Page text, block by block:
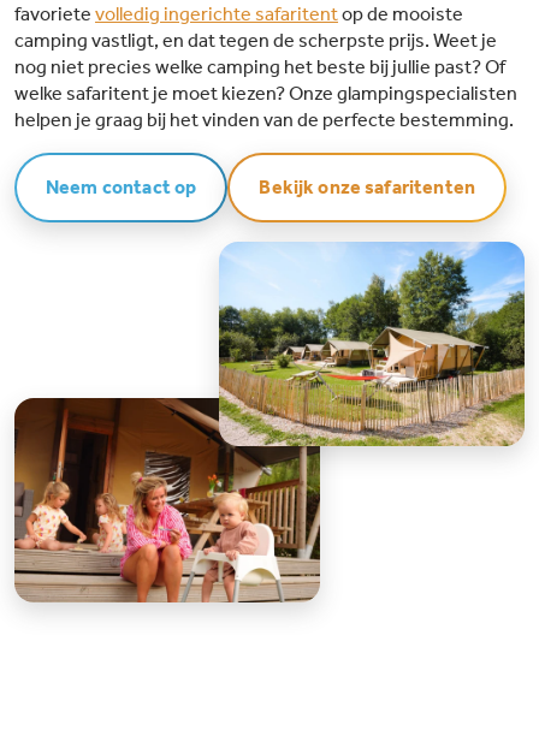
favoriete volledig ingerichte safaritentop de mooiste
camping vastligt, en dat tegen de scherpste prijs. Weet je
nog niet precies welke camping het beste bij jullie past? Of
welke safaritent je moet kiezen? Onze glampingspecialisten
helpen je graag bij het vinden van de perfecte bestemming.
Neem contact op Bekijk onze safaritenten